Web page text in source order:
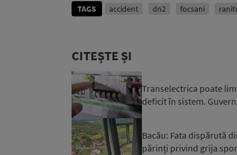
TAGS accident dn2 focsani raniti
CITEȘTE ȘI
Transelectrica poate
deficit în sistem.
Bacău: Fata dispărută
părinți privind grija